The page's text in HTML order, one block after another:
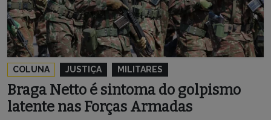
COLUNA JUSTIÇA MILITARES
Braga Netto é sintoma do golpismo
latente nas Forças Armadas